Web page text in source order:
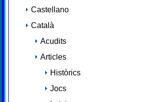
Castellano
Català
Acudits
Articles
Històrics
Jocs